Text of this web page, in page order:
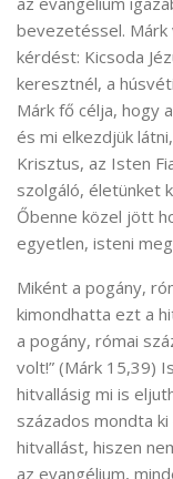
bevezetéssel. Márk
kérdést: Kicsoda
keresztnél, a
Márk fő célja, hogy
és mi elkezdjük
Krisztus, az Isten
szolgáló,
Őbenne közel jött
egyetlen, isteni
Miként a pogány,
kimondhatta ezt a
a pogány, római
volt!” (Márk 15,39)
hitvallásig mi is
százados mondta
hitvallást, hiszen
az evangélium,